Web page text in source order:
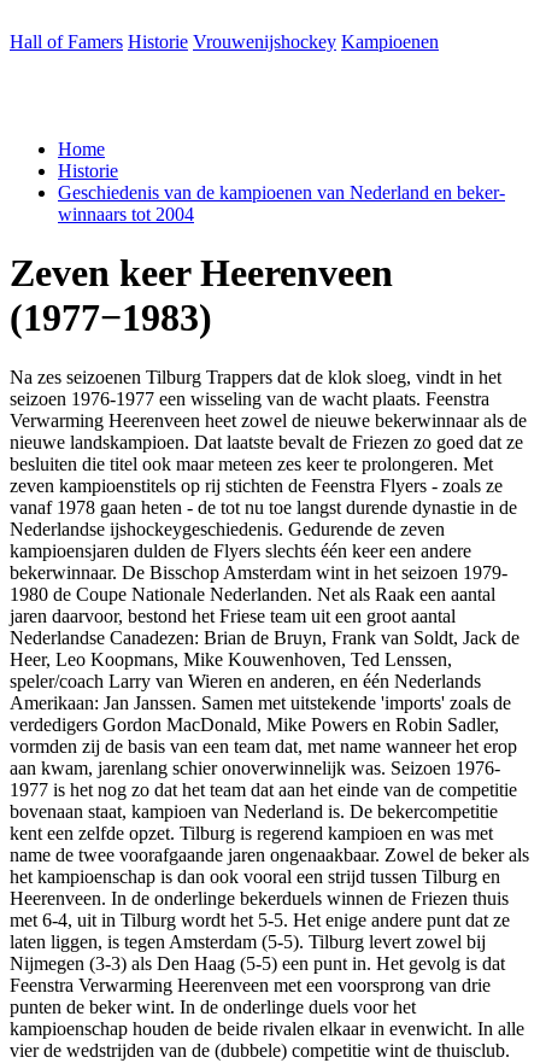
Hall of Famers Historie Vrouwenijshockey Kampioenen
Home
Historie
Geschiede­nis van de kam­pi­oe­nen van Ned­er­land en bek­er­
win­naars tot 2004
Zeven keerHee­ren­veen
(1977−1983)
Na zes seizoenen Tilburg Trappers dat de klok sloeg, vindt in het
seizoen 1976-1977 een wisseling van de wacht plaats. Feenstra
Verwarming Heerenveen heet zowel de nieuwe bekerwinnaar als de
nieuwe landskampioen. Dat laatste bevalt de Friezen zo goed dat ze
besluiten die titel ook maar meteen zes keer te prolongeren. Met
zeven kampioenstitels op rij stichten de Feenstra Flyers - zoals ze
vanaf 1978 gaan heten - de tot nu toe langst durende dynastie in de
Nederlandse ijshockeygeschiedenis. Gedurende de zeven
kampioensjaren dulden de Flyers slechts één keer een andere
bekerwinnaar. De Bisschop Amsterdam wint in het seizoen 1979-
1980 de Coupe Nationale Nederlanden. Net als Raak een aantal
jaren daarvoor, bestond het Friese team uit een groot aantal
Nederlandse Canadezen: Brian de Bruyn, Frank van Soldt, Jack de
Heer, Leo Koopmans, Mike Kouwenhoven, Ted Lenssen,
speler/coach Larry van Wieren en anderen, en één Nederlands
Amerikaan: Jan Janssen. Samen met uitstekende 'imports' zoals de
verdedigers Gordon MacDonald, Mike Powers en Robin Sadler,
vormden zij de basis van een team dat, met name wanneer het erop
aan kwam, jarenlang schier onoverwinnelijk was. Seizoen 1976-
1977 is het nog zo dat het team dat aan het einde van de competitie
bovenaan staat, kampioen van Nederland is. De bekercompetitie
kent een zelfde opzet. Tilburg is regerend kampioen en was met
name de twee voorafgaande jaren ongenaakbaar. Zowel de beker als
het kampioenschap is dan ook vooral een strijd tussen Tilburg en
Heerenveen. In de onderlinge bekerduels winnen de Friezen thuis
met 6-4, uit in Tilburg wordt het 5-5. Het enige andere punt dat ze
laten liggen, is tegen Amsterdam (5-5). Tilburg levert zowel bij
Nijmegen (3-3) als Den Haag (5-5) een punt in. Het gevolg is dat
Feenstra Verwarming Heerenveen met een voorsprong van drie
punten de beker wint. In de onderlinge duels voor het
kampioenschap houden de beide rivalen elkaar in evenwicht. In alle
vier de wedstrijden van de (dubbele) competitie wint de thuisclub.